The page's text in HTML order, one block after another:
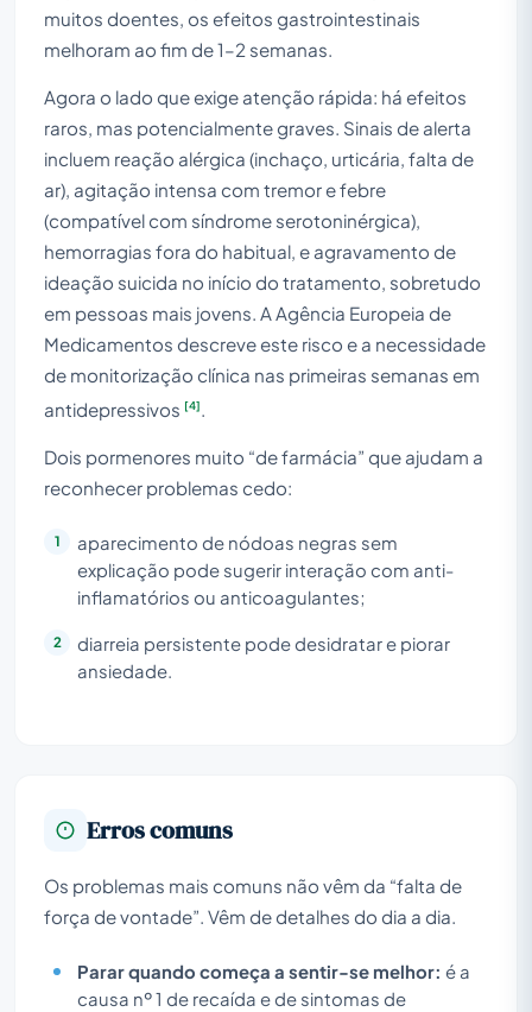
muitos doentes, os efeitos gastrointestinais
melhoram ao fim de 1–2 semanas.
Agora o lado que exige atenção rápida: há efeitos
raros, mas potencialmente graves. Sinais de alerta
incluem reação alérgica (inchaço, urticária, falta de
ar), agitação intensa com tremor e febre
(compatível com síndrome serotoninérgica),
hemorragias fora do habitual, e agravamento de
ideação suicida no início do tratamento, sobretudo
em pessoas mais jovens. A Agência Europeia de
Medicamentos descreve este risco e a necessidade
de monitorização clínica nas primeiras semanas em
antidepressivos [4]
Dois pormenores muito “de farmácia” que ajudam a
reconhecer problemas cedo:
aparecimento de nódoas negras sem
explicação pode sugerir interação com anti-
inflamatórios ou anticoagulantes;
diarreia persistente pode desidratar e piorar
ansiedade.
Erros comuns
Os problemas mais comuns não vêm da “falta de
força de vontade”. Vêm de detalhes do dia a dia.
Parar quando começa a sentir-se melhor: é a
causa nº 1 de recaída e de sintomas de